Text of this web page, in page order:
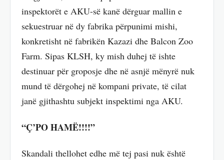
inspektorët e AKU-së kanë dërguar mallin e
sekuestruar në dy fabrika përpunimi mishi,
konkretisht në fabrikën Kazazi dhe Balcon Zoo
Farm. Sipas KLSH, ky mish duhej të ishte
destinuar për groposje dhe në asnjë mënyrë nuk
mund të dërgohej në kompani private, të cilat
janë gjithashtu subjekt inspektimi nga AKU.
“Ç’PO HAMË!!!!”
Skandali thellohet edhe më tej pasi nuk është